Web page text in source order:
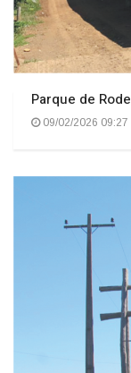
Parque de
09/02/2026 09:27